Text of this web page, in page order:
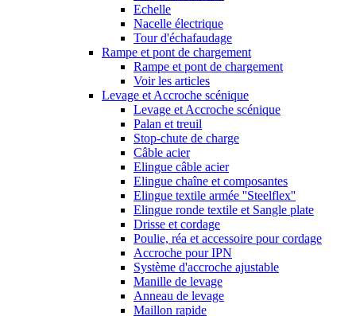
Echelle
Nacelle électrique
Tour d'échafaudage
Rampe et pont de chargement
Rampe et pont de chargement
Voir les articles
Levage et Accroche scénique
Levage et Accroche scénique
Palan et treuil
Stop-chute de charge
Câble acier
Elingue câble acier
Elingue chaîne et composantes
Elingue textile armée ''Steelflex''
Elingue ronde textile et Sangle plate
Drisse et cordage
Poulie, réa et accessoire pour cordage
Accroche pour IPN
Système d'accroche ajustable
Manille de levage
Anneau de levage
Maillon rapide